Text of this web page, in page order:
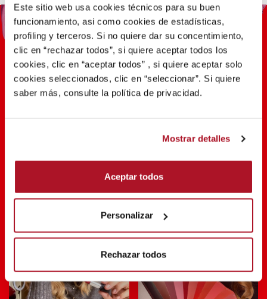
Este sitio web usa cookies técnicos para su buen
funcionamiento, asi como cookies de estadísticas,
profiling y terceros. Si no quiere dar su concentimiento,
clic en “rechazar todos”, si quiere aceptar todos los
cookies, clic en “aceptar todos” , si quiere aceptar solo
cookies seleccionados, clic en “seleccionar”. Si quiere
saber más, consulte la política de privacidad.
Mostrar detalles
Aceptar todos
Personalizar
Rechazar todos
Las
opciones
se
pueden
elegir
en
la
DESCUBRIR
SHARE THE BEAUTY #EVERYDAYDIVA